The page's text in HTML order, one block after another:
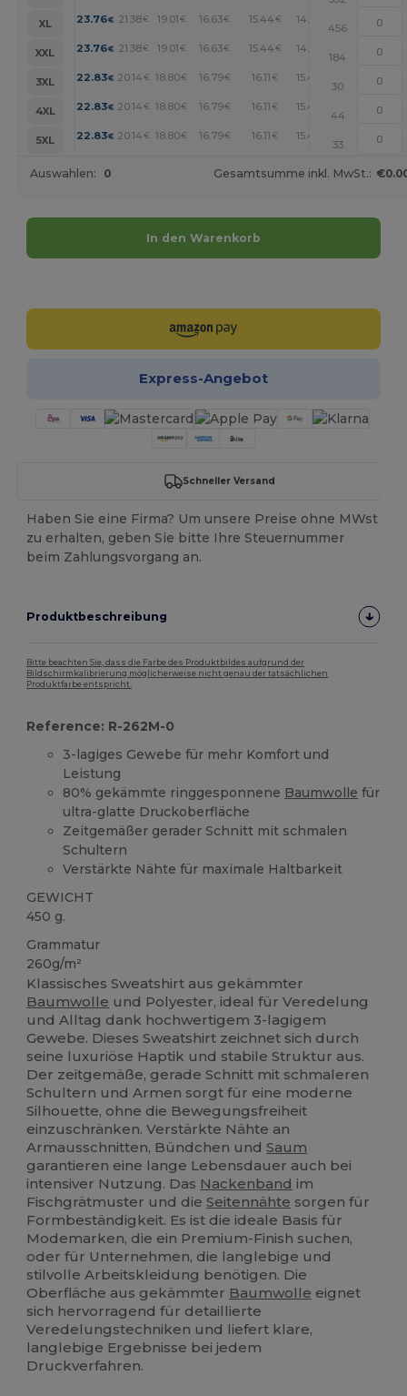
XL
23.76€ 21.38€ 19.01€ 16.63€ 15.44€ 14.25
456
XXL
23.76€ 21.38€ 19.01€ 16.63€ 15.44€ 14.25
184
3XL
22.83€ 20.14 € 18.80€ 16.79€ 16.11 € 15.44
30
4XL
22.83€ 20.14 € 18.80€ 16.79€ 16.11 € 15.44
44
5XL
22.83€ 20.14 € 18.80€ 16.79€ 16.11 € 15.44
33
Auswahlen: 0 Gesamtsumme inkl. MwSt.:
In den Warenkorb
Express-Angebot
Schneller Versand
Haben Sie eine Firma? Um unsere Preise ohne MWst
zu erhalten, geben Sie bitte Ihre Steuernummer
beim Zahlungsvorgang an.
Produktbeschreibung
Bitte beachten Sie, dass die Farbe des Produktbildes aufgrund der
Bildschirmkalibrierung möglicherweise nicht genau der tatsächlichen
Produktfarbe entspricht.
Reference: R-262M-0
3-lagiges Gewebe für mehr Komfort und
Leistung
80% gekämmte ringgesponnene Baumwolle für
ultra-glatte Druckoberfläche
Zeitgemäßer gerader Schnitt mit schmalen
Schultern
Verstärkte Nähte für maximale Haltbarkeit
GEWICHT
450 g.
Grammatur
260g/m²
Klassisches Sweatshirt aus gekämmter
Baumwolle und Polyester, ideal für Veredelung
und Alltag dank hochwertigem 3-lagigem
Gewebe. Dieses Sweatshirt zeichnet sich durch
seine luxuriöse Haptik und stabile Struktur aus.
Der zeitgemäße, gerade Schnitt mit schmaleren
Schultern und Armen sorgt für eine moderne
Silhouette, ohne die Bewegungsfreiheit
einzuschränken. Verstärkte Nähte an
Armausschnitten, Bündchen undSaum
garantieren eine lange Lebensdauer auch bei
intensiver Nutzung. Das Nackenband im
Fischgrätmuster und dieSeitennähte sorgen für
Formbeständigkeit. Es ist die ideale Basis für
Modemarken, die ein Premium-Finish suchen,
oder für Unternehmen, die langlebige und
stilvolle Arbeitskleidung benötigen. Die
Oberfläche aus gekämmter Baumwolle eignet
sich hervorragend für detaillierte
Veredelungstechniken und liefert klare,
langlebige Ergebnisse bei jedem
Druckverfahren.